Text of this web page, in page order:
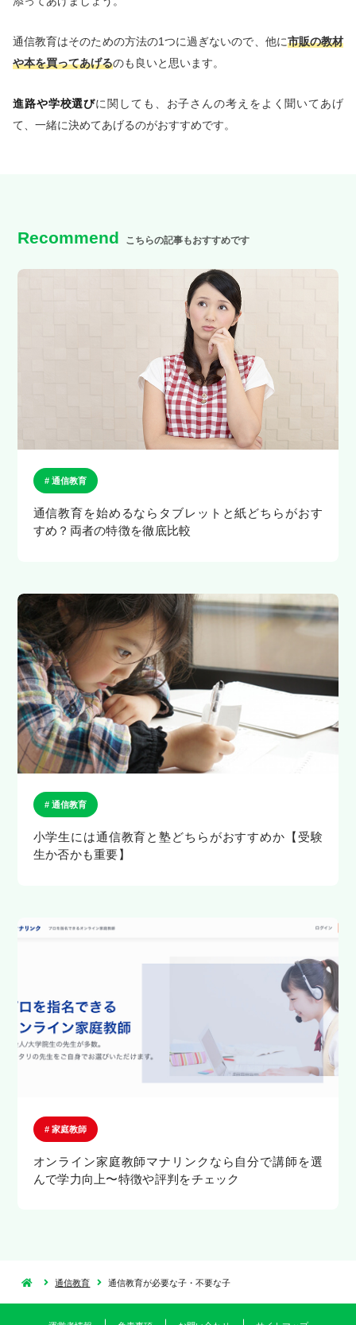
通信教育はそのための方法の1つに過ぎないので、他に市販の教材
や本を買ってあげるのも良いと思います。
進路や学校選びに関しても、お子さんの考えをよく聞いてあげ
て、一緒に決めてあげるのがおすすめです。
Recommend こちらの記事もおすすめです
# 通信教育
通信教育を始めるならタブレットと紙どちらがおす
すめ？両者の特徴を徹底比較
# 通信教育
小学生には通信教育と塾どちらがおすすめか【受験
生か否かも重要】
# 家庭教師
オンライン家庭教師マナリンクなら自分で講師を選
んで学力向上〜特徴や評判をチェック
通信教育 通信教育が必要な子・不要な子